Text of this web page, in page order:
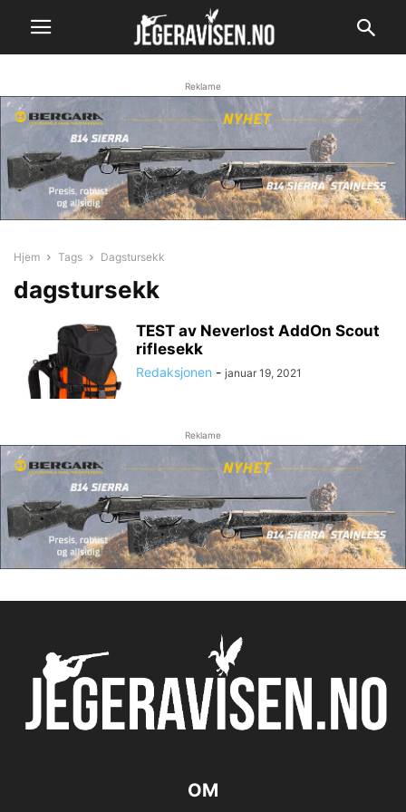
Reklame
Hjem Tags Dagstursekk
dagstursekk
TEST av Neverlost AddOn Scout
riflesekk
Redaksjonen - januar 19, 2021
Reklame
OM